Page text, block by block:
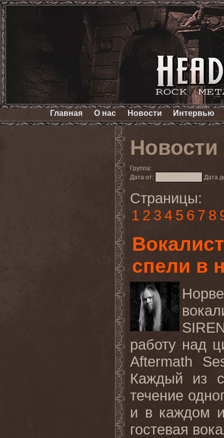
Главная О нас Новости Интервью
Новости
Группа:
Дата от:
Дата
Страницы:
1 2 3 4 5 6 7 8
спели в
работу над
Aftermath
Каждый из
течение
и в каждом
гостевая